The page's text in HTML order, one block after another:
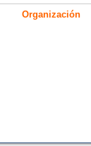
Organización